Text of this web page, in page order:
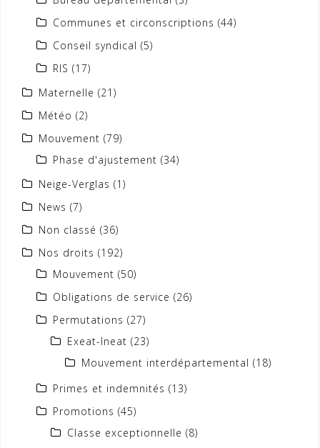
Communes et circonscriptions (44)
Conseil syndical (5)
RIS (17)
Maternelle (21)
Météo (2)
Mouvement (79)
Phase d'ajustement (34)
Neige-Verglas (1)
News (7)
Non classé (36)
Nos droits (192)
Mouvement (50)
Obligations de service (26)
Permutations (27)
Exeat-Ineat (23)
Mouvement interdépartemental (18)
Primes et indemnités (13)
Promotions (45)
Classe exceptionnelle (8)